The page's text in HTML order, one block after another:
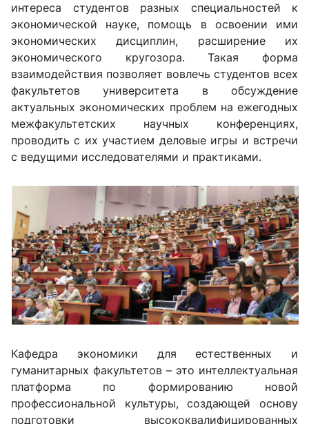
интереса студентов разных специальностей к
экономической науке, помощь в освоении ими
экономических дисциплин, расширение их
экономического кругозора. Такая форма
взаимодействия позволяет вовлечь студентов всех
факультетов университета в обсуждение
актуальных экономических проблем на ежегодных
межфакультетских научных конференциях,
проводить с их участием деловые игры и встречи
с ведущими исследователями и практиками.
Кафедра экономики для естественных и
гуманитарных факультетов – это интеллектуальная
платформа по формированию новой
профессиональной культуры, создающей основу
подготовки высококвалифицированных